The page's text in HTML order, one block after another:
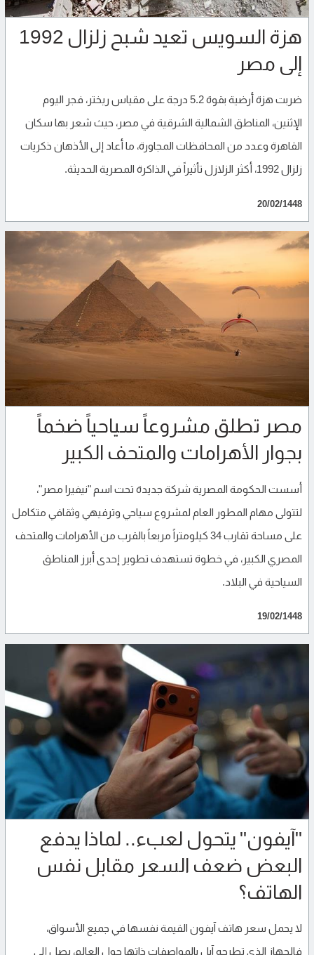
هزة السويس تعيد شبح زلزال 1992
إلى مصر
ضربت هزة أرضية بقوة 5.2 درجة على مقياس ريختر، فجر اليوم
الإثنين، المناطق الشمالية الشرقية في مصر، حيث شعر بها سكان
القاهرة وعدد من المحافظات المجاورة، ما أعاد إلى الأذهان ذكريات
زلزال 1992، أكثر الزلازل تأثيراً في الذاكرة المصرية الحديثة.
20/02/1448
مصر تطلق مشروعاً سياحياً ضخماً
بجوار الأهرامات والمتحف الكبير
أسست الحكومة المصرية شركة جديدة تحت اسم "نيفيرا مصر"،
لتتولى مهام المطور العام لمشروع سياحي وترفيهي وثقافي متكامل
على مساحة تقارب 34 كيلومتراً مربعاً بالقرب من الأهرامات والمتحف
المصري الكبير، في خطوة تستهدف تطوير إحدى أبرز المناطق
السياحية في البلاد.
19/02/1448
"آيفون" يتحول لعبء.. لماذا يدفع
البعض ضعف السعر مقابل نفس
الهاتف؟
لا يحمل سعر هاتف آيفون القيمة نفسها في جميع الأسواق،
فالجهاز الذي تطرحه آبل بالمواصفات ذاتها حول العالم، يصل إلى